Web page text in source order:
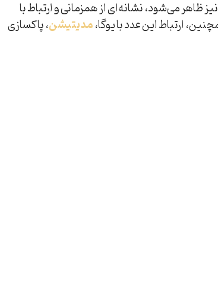
است که با پیام‌های عمیق معنوی و هدایت‌های الهی همراه است. این عدد، که به‌صورت ساعت آینه‌ای 23:23 نیز ظاهر می‌شود، نشانه‌ای از همزمانی و ارتباط با
مدیتیشن، پاکسازی